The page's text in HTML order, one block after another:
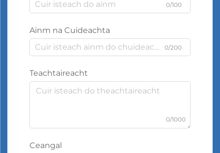
0/100
Ainm na Cuideachta
0/200
Teachtaireacht
0/1000
Ceangal